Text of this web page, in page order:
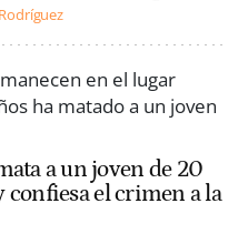
a un joven de 20
confiesa el crimen a la